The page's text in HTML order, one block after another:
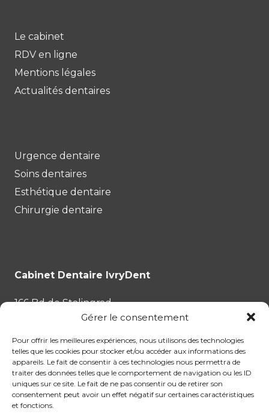
Gérer le consentement
Pour offrir les meilleures expériences, nous utilisons des technologies
telles que les cookies pour stocker et/ou accéder aux informations des
appareils. Le fait de consentir à ces technologies nous permettra de
traiter des données telles que le comportement de navigation ou les ID
uniques sur ce site. Le fait de ne pas consentir ou de retirer son
consentement peut avoir un effet négatif sur certaines caractéristiques
et fonctions.
Le cabinet
RDV en ligne
Mentions légales
Actualités dentaires
Urgence dentaire
Soins dentaires
Esthétique dentaire
Chirurgie dentaire
Cabinet Dentaire IvryDent
166 Bd de Stalingrad
94200 Ivry-sur-Seine
Tél :01.87.53.35.43
Chirurgie dentaire